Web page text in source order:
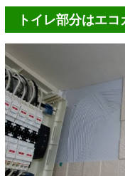
トイレ部分はエコ